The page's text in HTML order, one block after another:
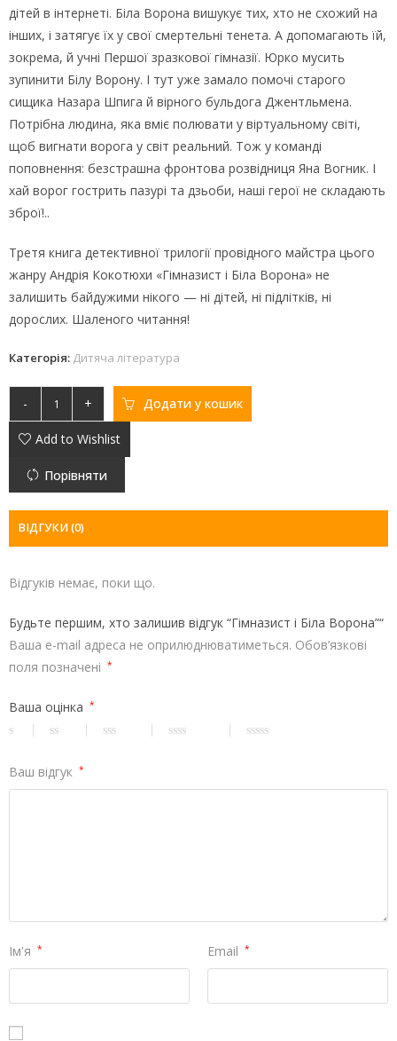
дітей в інтернеті. Біла Ворона вишукує тих, хто не схожий на
інших, і затягує їх у свої смертельні тенета. А допомагають їй,
зокрема, й учні Першої зразкової гімназії. Юрко мусить
зупинити Білу Ворону. І тут уже замало помочі старого
сищика Назара Шпига й вірного бульдога Джентльмена.
Потрібна людина, яка вміє полювати у віртуальному світі,
щоб вигнати ворога у світ реальний. Тож у команді
поповнення: безстрашна фронтова розвідниця Яна Вогник. І
хай ворог гострить пазурі та дзьоби, наші герої не складають
зброї!..
Третя книга детективної трилогії провідного майстра цього
жанру Андрія Кокотюхи «Гімназист і Біла Ворона» не
залишить байдужими нікого — ні дітей, ні підлітків, ні
дорослих. Шаленого читання!
Категорія: Дитяча література
- + Додати у кошик
Add to Wishlist
Порівняти
ВІДГУКИ (0)
Відгуків немає, поки що.
Будьте першим, хто залишив відгук “Гімназист і Біла Ворона”“
Ваша e-mail адреса не оприлюднюватиметься. Обов’язкові
поля позначені *
Ваша оцінка *
Ваш відгук *
Ім'я * Email *